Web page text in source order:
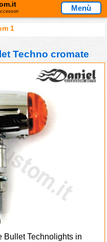
Menù
1
Techno cromate
Bullet Technolights in